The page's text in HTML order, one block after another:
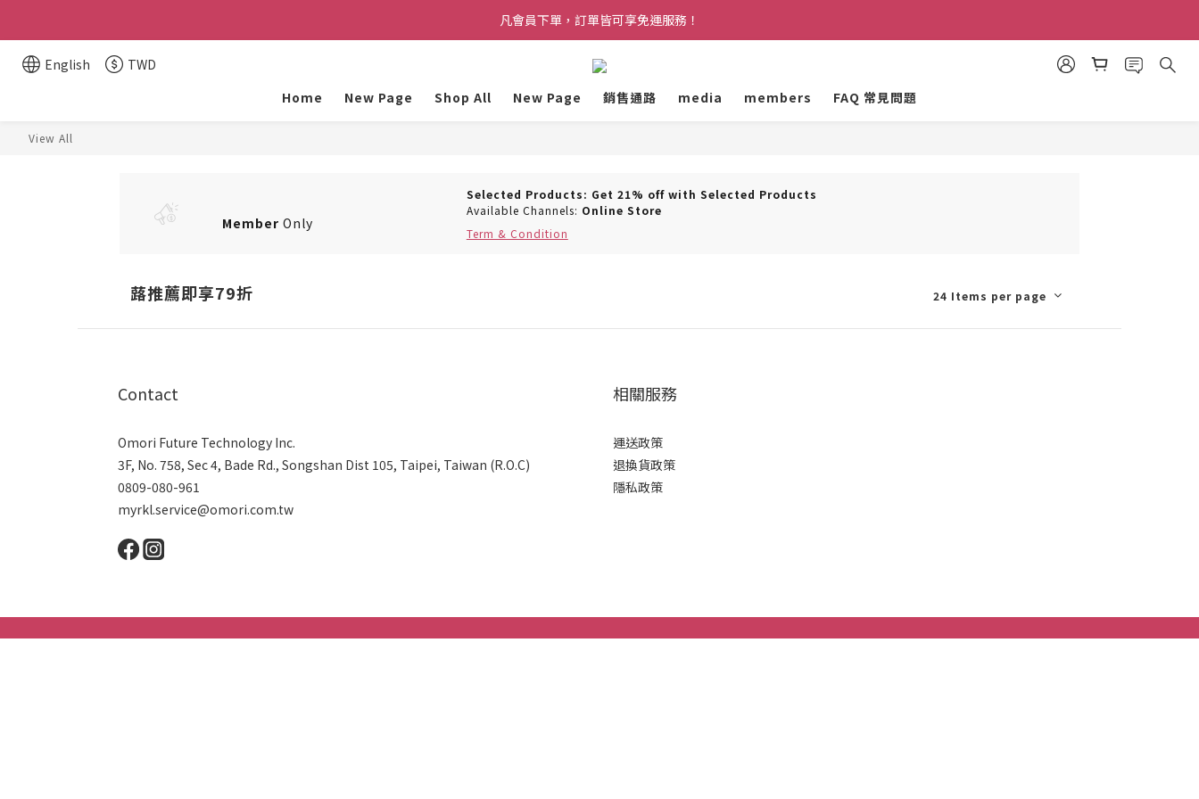
醚立克會員禮遇上線！黑卡會員最高可享 72 折會員價，再加贈 $5,000 升等禮金！
凡會員下單，訂單皆可享免運服務！
醚立克會員禮遇上線！黑卡會員最高可享 72 折會員價，再加贈 $5,000 升等禮金！
English
TWD
Home
New Page Shop All New Page 銷售通路 media members FAQ 常見問題
View All
Member Only
Selected Products: Get 21% off with Selected Products
Available Channels: Online Store
Term & Condition
蕗推薦即享79折 24 Items per page
Contact
Omori Future Technology Inc.
3F, No. 758, Sec 4, Bade Rd., Songshan Dist 105, Taipei, Taiwan (R.O.C)
0809-080-961
myrkl.service@omori.com.tw
相關服務
運送政策
退換貨政策
隱私政策